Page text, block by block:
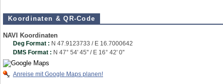
Koordinaten & QR-Code
NAVI Koordinaten
Deg Format : N 47.9123733 / E 16.7000642
DMS Format : N 47° 54' 45'' / E 16° 42' 0''
Anreise mit Google Maps planen!